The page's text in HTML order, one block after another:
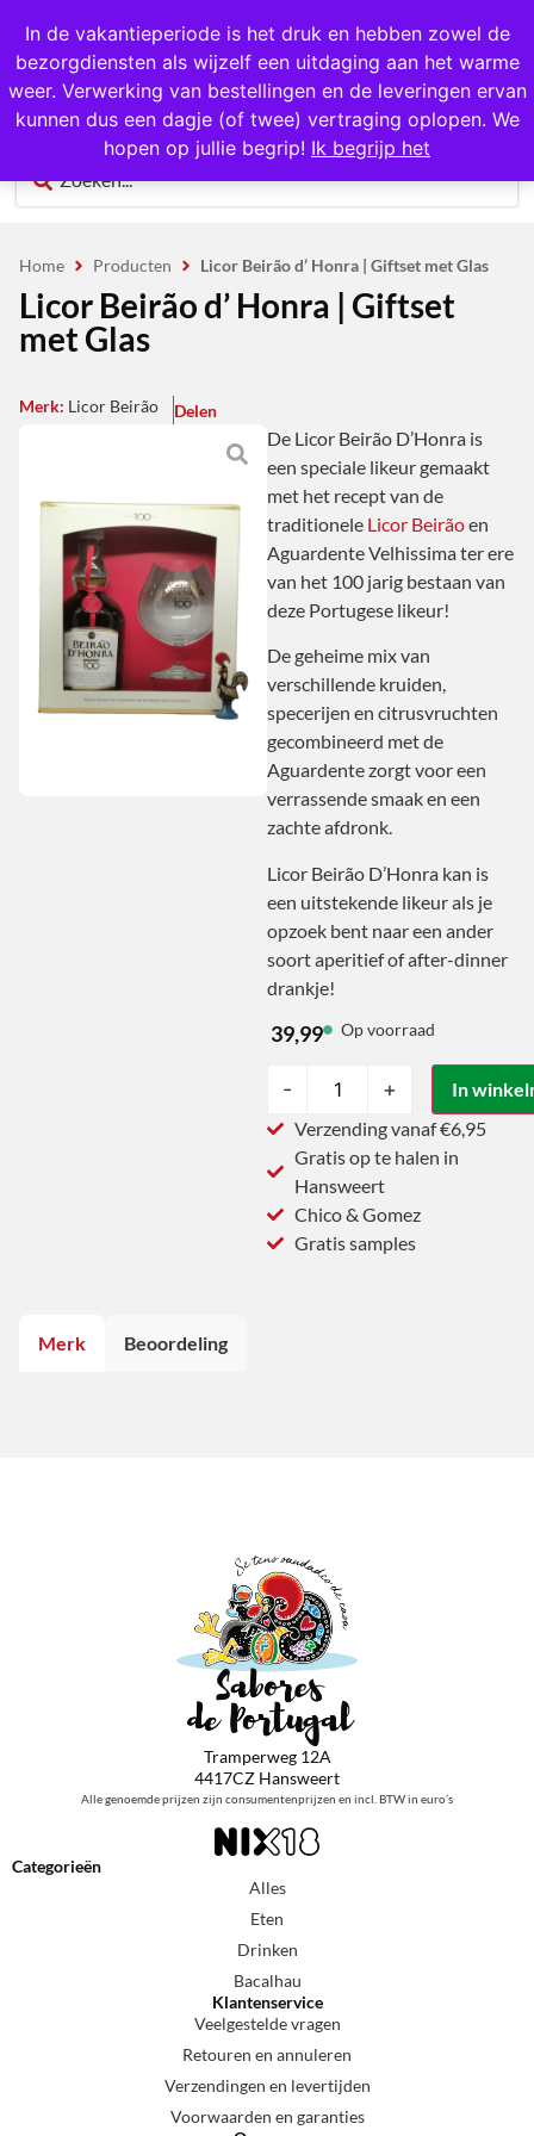
In de vakantieperiode is het druk en hebben zowel de
bezorgdiensten als wijzelf een uitdaging aan het warme
weer. Verwerking van bestellingen en de leveringen ervan
kunnen dus een dagje (of twee) vertraging oplopen. We
hopen op jullie begrip! Ik begrijp het
1000+ producten op voorraad
0
Home Producten Licor Beirão d’ Honra | Giftset met Glas
Licor Beirão d’ Honra | Giftset
met Glas
Merk: Licor Beirão Delen
De Licor Beirão D’Honra is
een speciale likeur gemaakt
met het recept van de
traditionele Licor Beirãoen
Aguardente Velhissima ter ere
van het 100 jarig bestaan van
deze Portugese likeur!
De geheime mix van
verschillende kruiden,
specerijen en citrusvruchten
gecombineerd met de
Aguardente zorgt voor een
verrassende smaak en een
zachte afdronk.
Licor Beirão D’Honra kan is
een uitstekende likeur als je
opzoek bent naar een ander
soort aperitief of after-dinner
drankje!
39,99 Op voorraad
- +
In
Verzending vanaf €6,95
Gratis op te halen in
Hansweert
Chico & Gomez
Gratis samples
Merk Beoordeling
Tramperweg 12A
4417CZ Hansweert
Alle genoemde prijzen zijn consumentenprijzen en incl. BTW in euro’s
Categorieën
Alles
Eten
Drinken
Bacalhau
Klantenservice
Veelgestelde vragen
Retouren en annuleren
Verzendingen en levertijden
Voorwaarden en garanties